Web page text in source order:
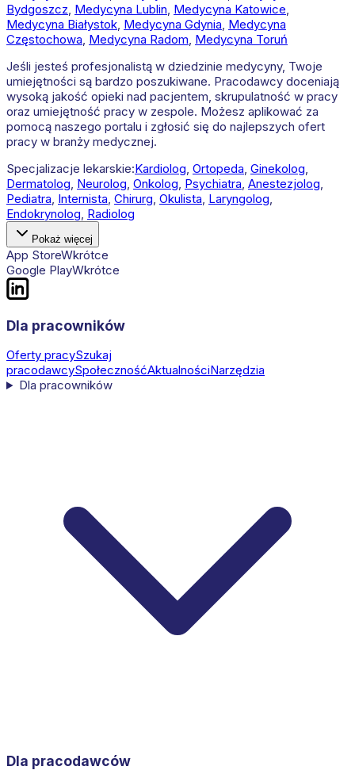
Bydgoszcz, Medycyna Lublin, Medycyna Katowice,
Medycyna Białystok, Medycyna Gdynia, Medycyna
Częstochowa, Medycyna Radom, Medycyna Toruń
Jeśli jesteś profesjonalistą w dziedzinie medycyny, Twoje
umiejętności są bardzo poszukiwane. Pracodawcy doceniają
wysoką jakość opieki nad pacjentem, skrupulatność w pracy
oraz umiejętność pracy w zespole. Możesz aplikować za
pomocą naszego portalu i zgłosić się do najlepszych ofert
pracy w branży medycznej.
Specjalizacje lekarskie:Kardiolog, Ortopeda, Ginekolog,
Dermatolog, Neurolog, Onkolog, Psychiatra, Anestezjolog,
Pediatra, Internista, Chirurg, Okulista, Laryngolog,
Endokrynolog, Radiolog
Pokaż więcej
App StoreWkrótce
Google PlayWkrótce
Dla pracowników
Oferty pracySzukaj
pracodawcySpołecznośćAktualnościNarzędzia
Dla pracowników
Dla pracodawców